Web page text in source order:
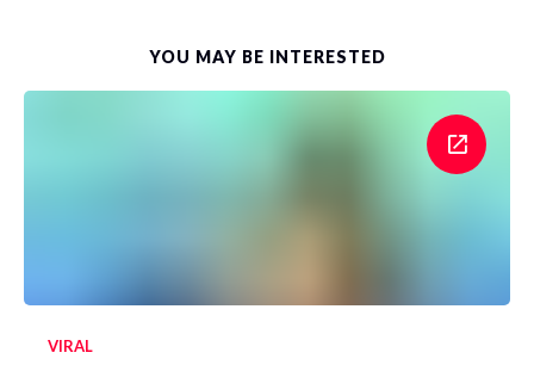
YOU MAY BE INTERESTED
VIRAL